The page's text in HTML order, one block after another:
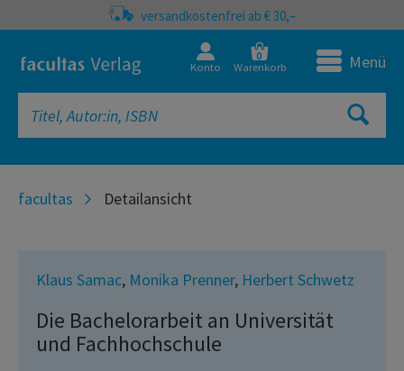
versandkostenfrei ab € 30,–
Konto
0
Warenkorb Menü
facultas Detailansicht
Klaus Samac, Monika Prenner, Herbert Schwetz
Die Bachelorarbeit an Universität
und Fachhochschule